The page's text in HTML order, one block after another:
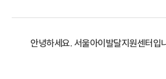
안녕하세요. 서울아이발달지원센터입